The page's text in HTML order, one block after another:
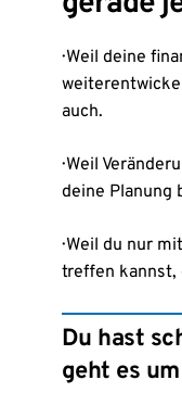
· Weil deine
auch.
· Weil
deine Planung
· Weil du nur
treffen kannst,
Du hast
geht es